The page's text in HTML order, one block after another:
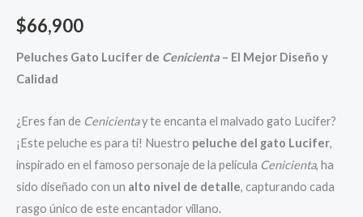
$66,900
Peluches Gato Lucifer de Cenicienta – El Mejor Diseño y
Calidad
¿Eres fan de Cenicientay te encanta el malvado gato Lucifer?
¡Este peluche es para ti! Nuestro peluche del gato Lucifer,
inspirado en el famoso personaje de la película Cenicienta, ha
sido diseñado con un alto nivel de detalle, capturando cada
rasgo único de este encantador villano.